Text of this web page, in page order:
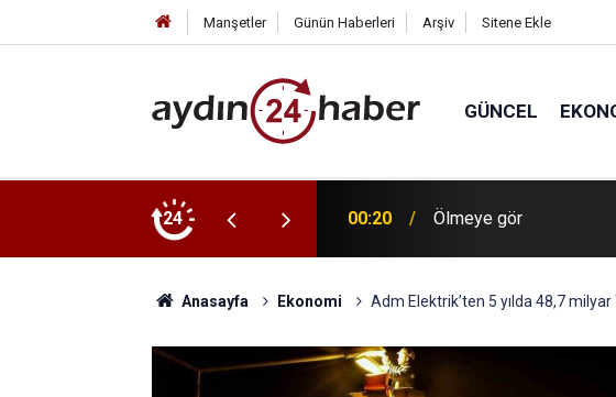
Manşetler Günün Haberleri Arşiv Sitene Ekle
GÜNCEL
24
yangından etkilenen Çine'de
00:20 Ölmeye gör
Anasayfa Ekonomi Adm Elektrik’ten 5 yılda 48,7 milyar